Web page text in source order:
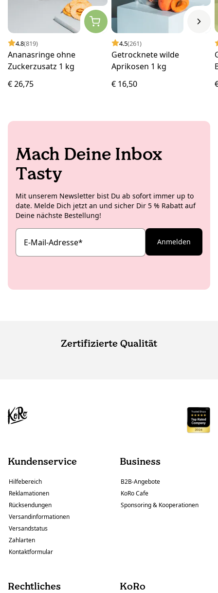
4.8(819)
Ananasringe ohne
Zuckerzusatz 1 kg
€ 26,75
4.5(261)
Getrocknete wilde
Aprikosen 1 kg
€ 16,50
Mach Deine Inbox
Tasty
Mit unserem Newsletter bist Du ab sofort immer up to
date. Melde Dich jetzt an und sicher Dir 5 % Rabatt auf
Deine nächste Bestellung!
E-Mail-Adresse* Anmelden
Zertifizierte Qualität
Kundenservice
Hilfebereich
Reklamationen
Rücksendungen
Versandinformationen
Versandstatus
Zahlarten
Kontaktformular
Business
B2B-Angebote
KoRo Cafe
Sponsoring & Kooperationen
Rechtliches KoRo